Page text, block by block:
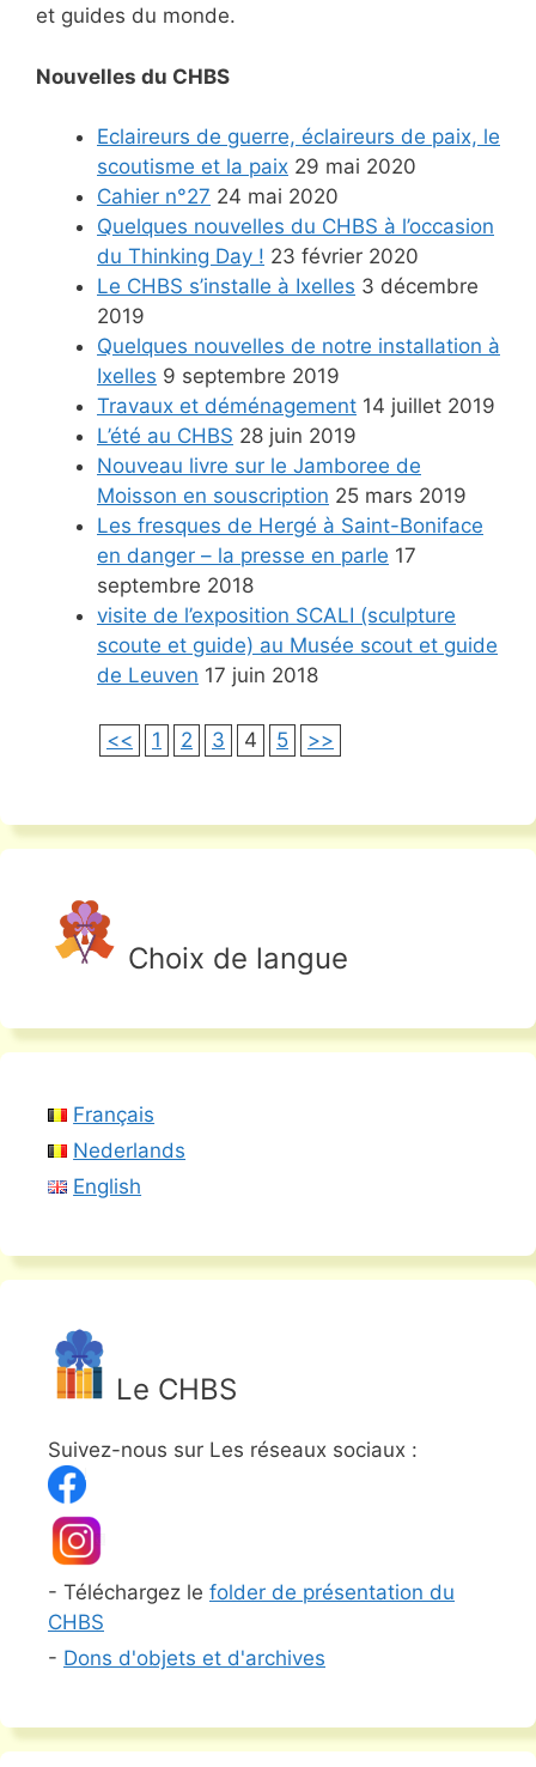
et guides du monde.
Nouvelles du CHBS
Eclaireurs de guerre, éclaireurs de paix, le
scoutisme et la paix 29 mai 2020
Cahier n°27 24 mai 2020
Quelques nouvelles du CHBS à l’occasion
du Thinking Day ! 23 février 2020
Le CHBS s’installe à Ixelles 3 décembre
2019
Quelques nouvelles de notre installation à
Ixelles 9 septembre 2019
Travaux et déménagement 14 juillet 2019
L’été au CHBS 28 juin 2019
Nouveau livre sur le Jamboree de
Moisson en souscription 25 mars 2019
Les fresques de Hergé à Saint-Boniface
en danger – la presse en parle 17
septembre 2018
visite de l’exposition SCALI (sculpture
scoute et guide) au Musée scout et guide
de Leuven 17 juin 2018
<< 1 2 3 4 5 >>
Choix de langue
Français
Nederlands
English
Le CHBS
Suivez-nous sur Les réseaux sociaux :
- Téléchargez le folder de présentation du
CHBS
- Dons d'objets et d'archives